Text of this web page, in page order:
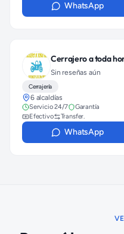
WhatsApp
Cerrajero a toda
Sin reseñas aún
Cerrajería
6 alcaldías
Servicio 24/7
Garantía
Efectivo
Transfer.
WhatsApp